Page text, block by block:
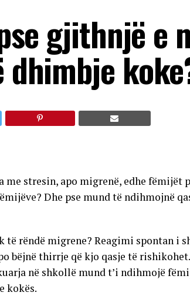
gjithnjë e
stresin, apo migrenë, edhe fëmijët
Dhe pse mund të ndihmojnë
rëndë migrene? Reagimi spontan i
bëjnë thirrje që kjo qasje të
në shkollë mund t’i ndihmojë
kokës.